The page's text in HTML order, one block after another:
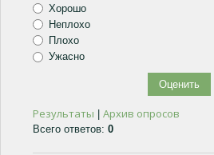
Хорошо
Неплохо
Плохо
Ужасно
Результаты | Архив опросов
Всего ответов: 0